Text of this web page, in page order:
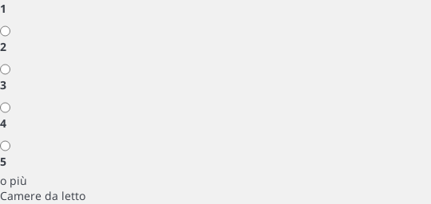
1
2
3
4
5
o più
Camere da letto